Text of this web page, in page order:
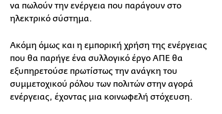
να πωλούν την ενέργεια που παράγουν στο
ηλεκτρικό σύστημα.
Ακόμη όμως και η εμπορική χρήση της ενέργειας
που θα παρήγε ένα συλλογικό έργο ΑΠΕ θα
εξυπηρετούσε πρωτίστως την ανάγκη του
συμμετοχικού ρόλου των πολιτών στην αγορά
ενέργειας, έχοντας μια κοινωφελή στόχευση.